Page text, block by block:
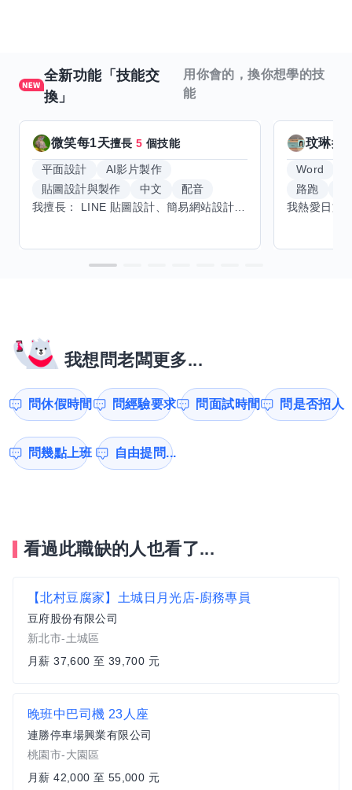
全新功能「技能交
換」
用你會的，換你想學的技
能
微笑每1天擅長5 個技能
平面設計
AI影片製作
貼圖設計與製作
中文
配音
玟琳擅
Word
路跑
我想問老闆更多...
問休假時間 問經驗要求 問面試時間 問是否招人
問幾點上班 自由提問...
看過此職缺的人也看了...
【北村豆腐家】土城日月光店-廚務專員
豆府股份有限公司
新北市-土城區
月薪 37,600 至 39,700 元
晚班中巴司機 23人座
連勝停車場興業有限公司
桃園市-大園區
月薪 42,000 至 55,000 元